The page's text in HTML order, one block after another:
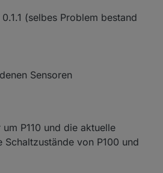
(selbes Problem bestand
Sensoren
P110 und die aktuelle
von P100 und